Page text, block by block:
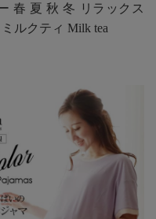
春 夏 秋 冬 リラックス
ルクティ Milk tea